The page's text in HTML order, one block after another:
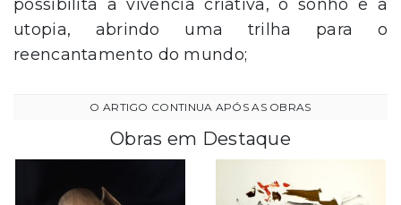
possibilita a vivência criativa, o sonho e a
utopia, abrindo uma trilha para o
reencantamento do mundo;
Obras em Destaque